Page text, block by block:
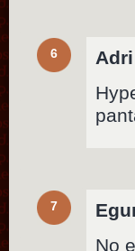
6 Adri
7
No